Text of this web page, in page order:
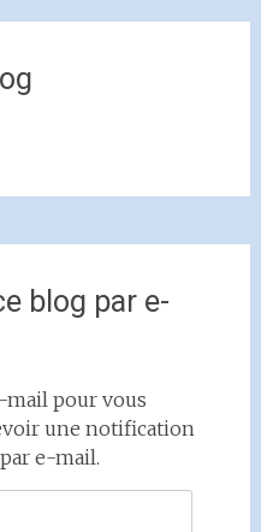
blog par e-
mail pour vous
une notification
e-mail.